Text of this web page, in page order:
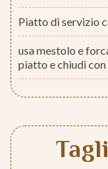
Piatto di servizio
usa mestolo e
piatto e chiudi